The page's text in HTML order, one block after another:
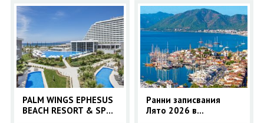
PALM WINGS EPHESUS
BEACH RESORT & SPA
Ранни записвания
Лято 2026 в